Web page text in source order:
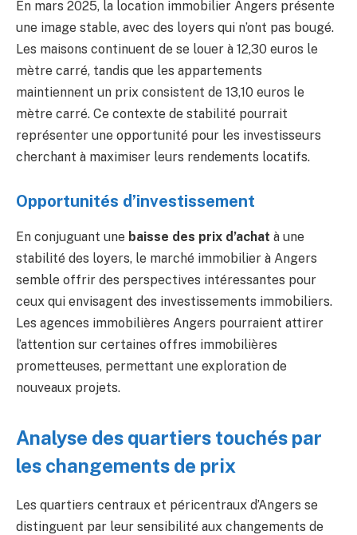
En mars 2025, la location immobilier Angers présente
une image stable, avec des loyers qui n’ont pas bougé.
Les maisons continuent de se louer à 12,30 euros le
mètre carré, tandis que les appartements
maintiennent un prix consistent de 13,10 euros le
mètre carré. Ce contexte de stabilité pourrait
représenter une opportunité pour les investisseurs
cherchant à maximiser leurs rendements locatifs.
Opportunités d’investissement
En conjuguant une baisse des prix d’achat à une
stabilité des loyers, le marché immobilier à Angers
semble offrir des perspectives intéressantes pour
ceux qui envisagent des investissements immobiliers.
Les agences immobilières Angers pourraient attirer
l’attention sur certaines offres immobilières
prometteuses, permettant une exploration de
nouveaux projets.
Analyse des quartiers touchés par
les changements de prix
Les quartiers centraux et péricentraux d’Angers se
distinguent par leur sensibilité aux changements de